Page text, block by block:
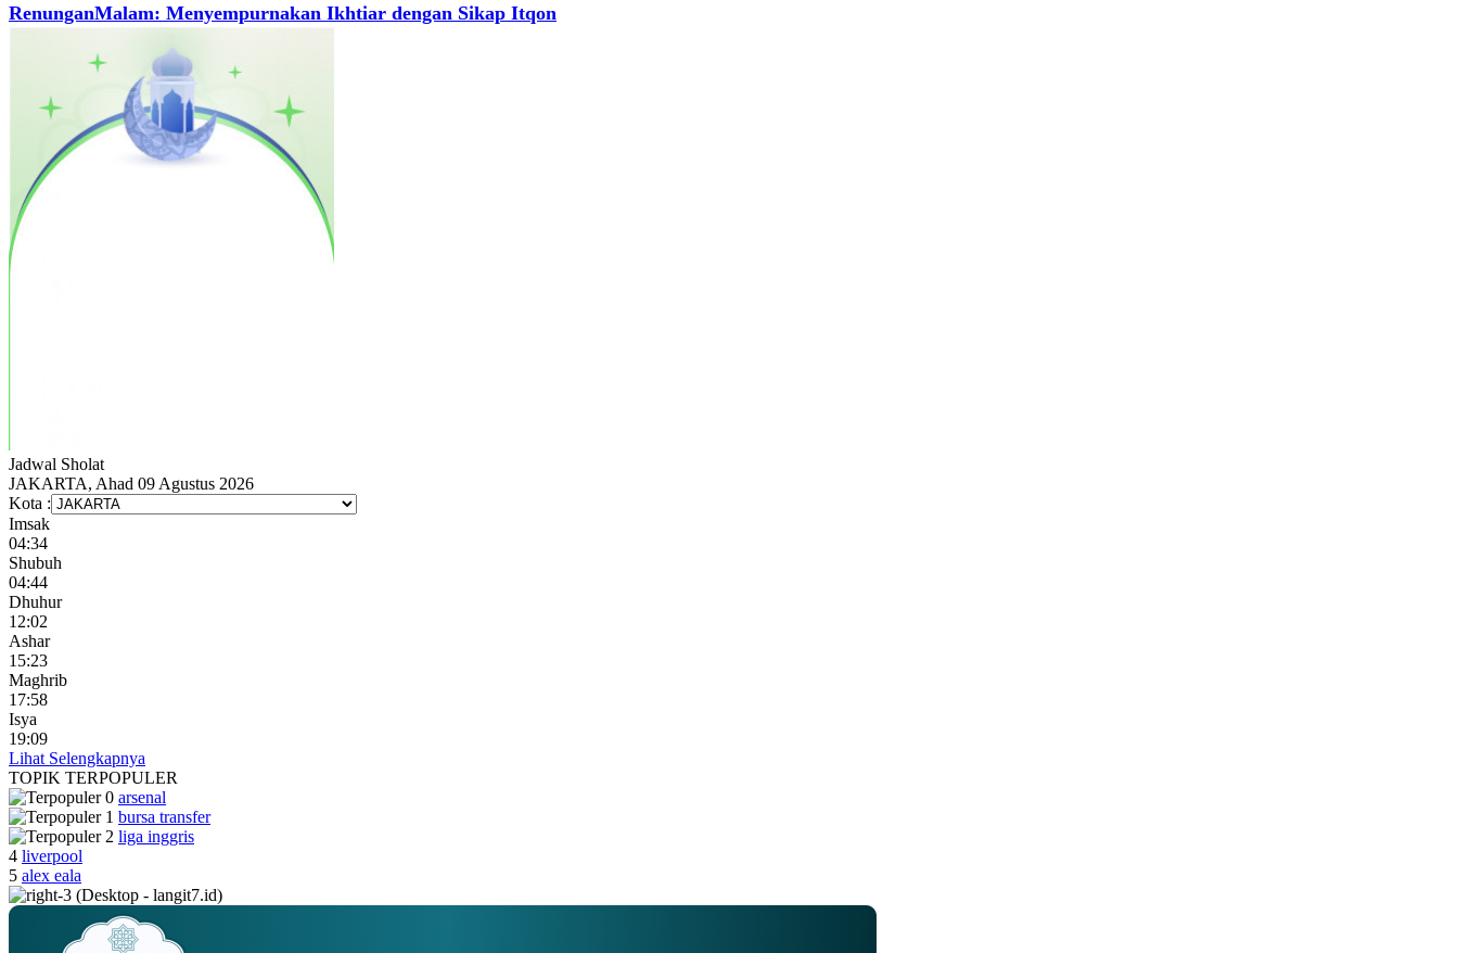
RenunganMalam: Menyempurnakan Ikhtiar dengan Sikap Itqon
Jadwal Sholat
JAKARTA, Ahad 09 Agustus 2026
Kota :
Imsak
04:34
Shubuh
04:44
Dhuhur
12:02
Ashar
15:23
Maghrib
17:58
Isya
19:09
Lihat Selengkapnya
TOPIK TERPOPULER
arsenal
bursa transfer
liga inggris
4 liverpool
5 alex eala